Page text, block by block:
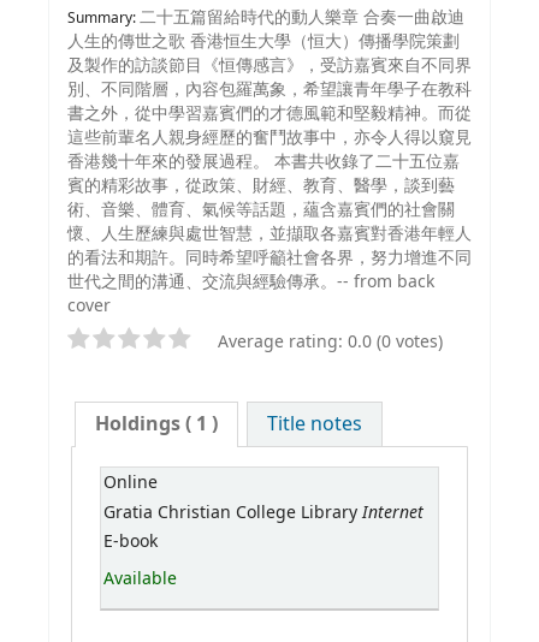
Summary:二十五篇留給時代的動人樂章 合奏一曲啟迪
人生的傳世之歌 香港恒生大學（恒大）傳播學院策劃
及製作的訪談節目《恒傳感言》，受訪嘉賓來自不同界
別、不同階層，內容包羅萬象，希望讓青年學子在教科
書之外，從中學習嘉賓們的才德風範和堅毅精神。而從
這些前輩名人親身經歷的奮鬥故事中，亦令人得以窺見
香港幾十年來的發展過程。 本書共收錄了二十五位嘉
賓的精彩故事，從政策、財經、教育、醫學，談到藝
術、音樂、體育、氣候等話題，蘊含嘉賓們的社會關
懷、人生歷練與處世智慧，並擷取各嘉賓對香港年輕人
的看法和期許。同時希望呼籲社會各界，努力增進不同
世代之間的溝通、交流與經驗傳承。-- from back
cover
Average rating: 0.0 (0 votes)
Holdings( 1 ) Title notes
Online
Gratia Christian College Library Internet
E-book
Available